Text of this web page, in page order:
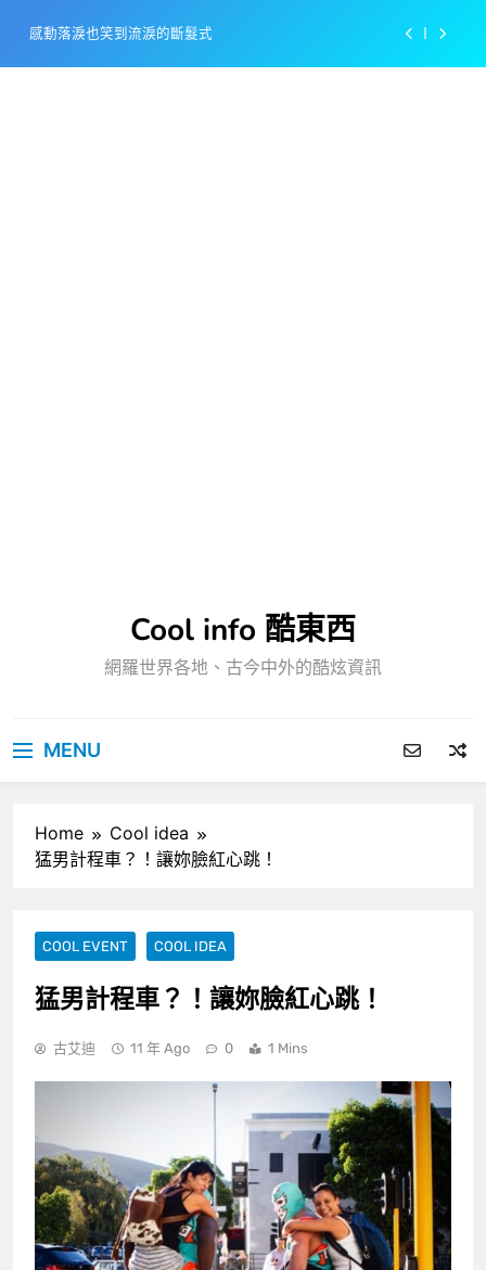
content
百事可樂的漢堡日廣告 主動向三大連鎖店招手
Cool info 酷東西
網羅世界各地、古今中外的酷炫資訊
MENU
Home
Cool idea
猛男計程車？！讓妳臉紅心跳！
COOL EVENT COOL IDEA
猛男計程車？！讓妳臉紅心跳！
古艾迪 11 年 Ago 0 1 Mins